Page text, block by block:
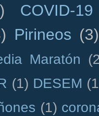
COVID-19
Pirineos (3)
Maratón
(1) DESEM
(1)